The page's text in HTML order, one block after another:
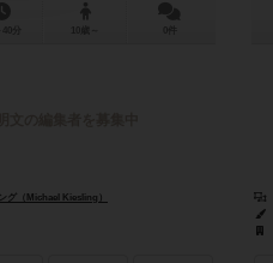
グ（Michael Kiesling）